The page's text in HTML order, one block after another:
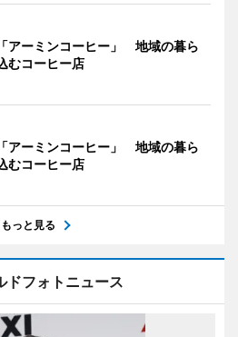
アーミンコーヒー」 地域の暮ら
むコーヒー店
アーミンコーヒー」 地域の暮ら
むコーヒー店
もっと見る
ドフォトニュース